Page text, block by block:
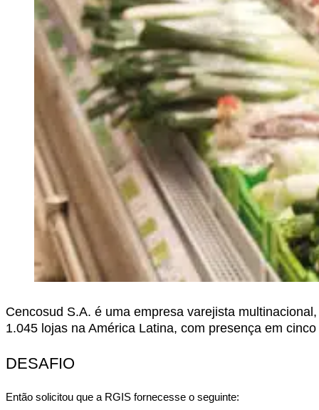
Cencosud S.A. é uma empresa varejista
1.045 lojas na América Latina, com presença em
DESAFIO
Então solicitou que a RGIS fornecesse o seguinte: